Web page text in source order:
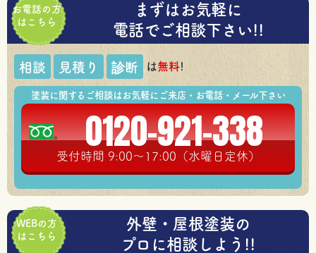
お電話の方
はこちら
まずはお気軽に
電話でご相談下さい!!
相談 見積り 診断 は無料!
塗装に関するご相談はお気軽にご来店・お電話・メール下さい
0120-921-338
受付時間 9:00～17:00（水曜日定休）
WEBの方
はこちら
外壁・屋根塗装の
プロに相談しよう!!